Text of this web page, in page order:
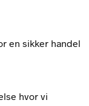
en sikker handel
hvor vi